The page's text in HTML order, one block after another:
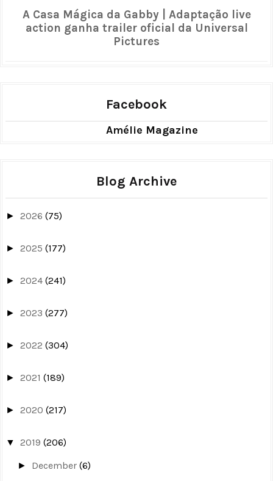
A Casa Mágica da Gabby | Adaptação live
action ganha trailer oficial da Universal
Pictures
Facebook
Amélie Magazine
Blog Archive
► 2026 (75)
► 2025 (177)
► 2024 (241)
► 2023 (277)
► 2022 (304)
► 2021 (189)
► 2020 (217)
▼ 2019 (206)
► December(6)